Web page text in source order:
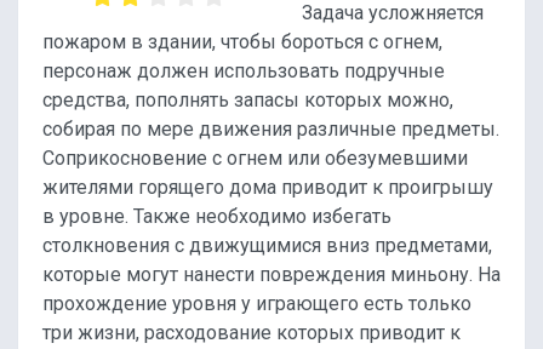
Задача усложняется
пожаром в здании, чтобы бороться с огнем,
персонаж должен использовать подручные
средства, пополнять запасы которых можно,
собирая по мере движения различные предметы.
Соприкосновение с огнем или обезумевшими
жителями горящего дома приводит к проигрышу
в уровне. Также необходимо избегать
столкновения с движущимися вниз предметами,
которые могут нанести повреждения миньону. На
прохождение уровня у играющего есть только
три жизни, расходование которых приводит к